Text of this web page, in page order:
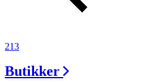
213
Butikker